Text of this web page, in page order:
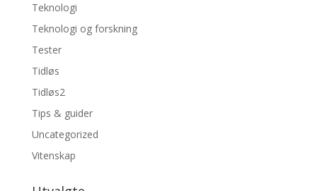
Teknologi
Teknologi og forskning
Tester
Tidløs
Tidløs2
Tips & guider
Uncategorized
Vitenskap